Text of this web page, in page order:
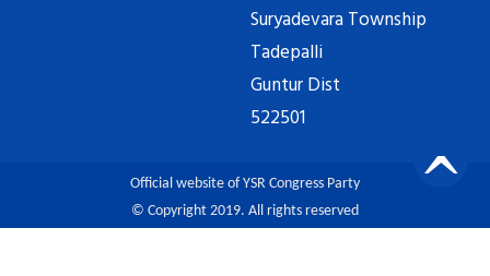
Suryadevara Township
Tadepalli
Guntur Dist
522501
Official website of YSR Congress Party
© Copyright 2019. All rights reserved